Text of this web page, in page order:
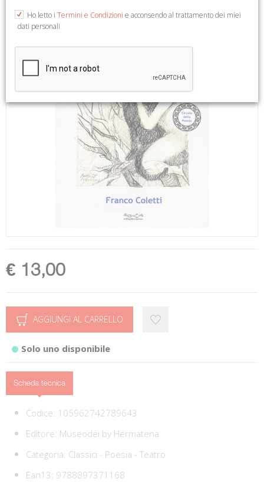
€ 13,00
AGGIUNGI AL CARRELLO
Solo uno disponibile
Scheda tecnica
Codice: 105962742789643
Editore: Museodei by Hermatena
Categoria: Classici - Poesia - Teatro
Ean13: 9788897371168
Ho letto i Termini e Condizioni e acconsendo al trattamento dei miei
dati personali